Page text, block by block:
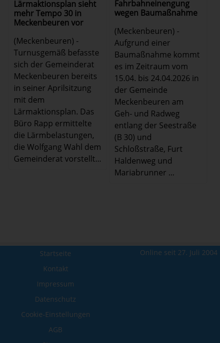
Lärmaktionsplan sieht
mehr Tempo 30 in
Meckenbeuren vor
(Meckenbeuren) -
Turnusgemäß befasste
sich der Gemeinderat
Meckenbeuren bereits
in seiner Aprilsitzung
mit dem
Lärmaktionsplan. Das
Büro Rapp ermittelte
die Lärmbelastungen,
die Wolfgang Wahl dem
Gemeinderat vorstellt...
Fahrbahneinengung
wegen Baumaßnahme
(Meckenbeuren) -
Aufgrund einer
Baumaßnahme kommt
es im Zeitraum vom
15.04. bis 24.04.2026 in
der Gemeinde
Meckenbeuren am
Geh- und Radweg
entlang der Seestraße
(B 30) und
Schloßstraße, Furt
Haldenweg und
Mariabrunner ...
Online seit 27. Juli 2004
Startseite
Kontakt
Impressum
Datenschutz
Cookie-Einstellungen
AGB